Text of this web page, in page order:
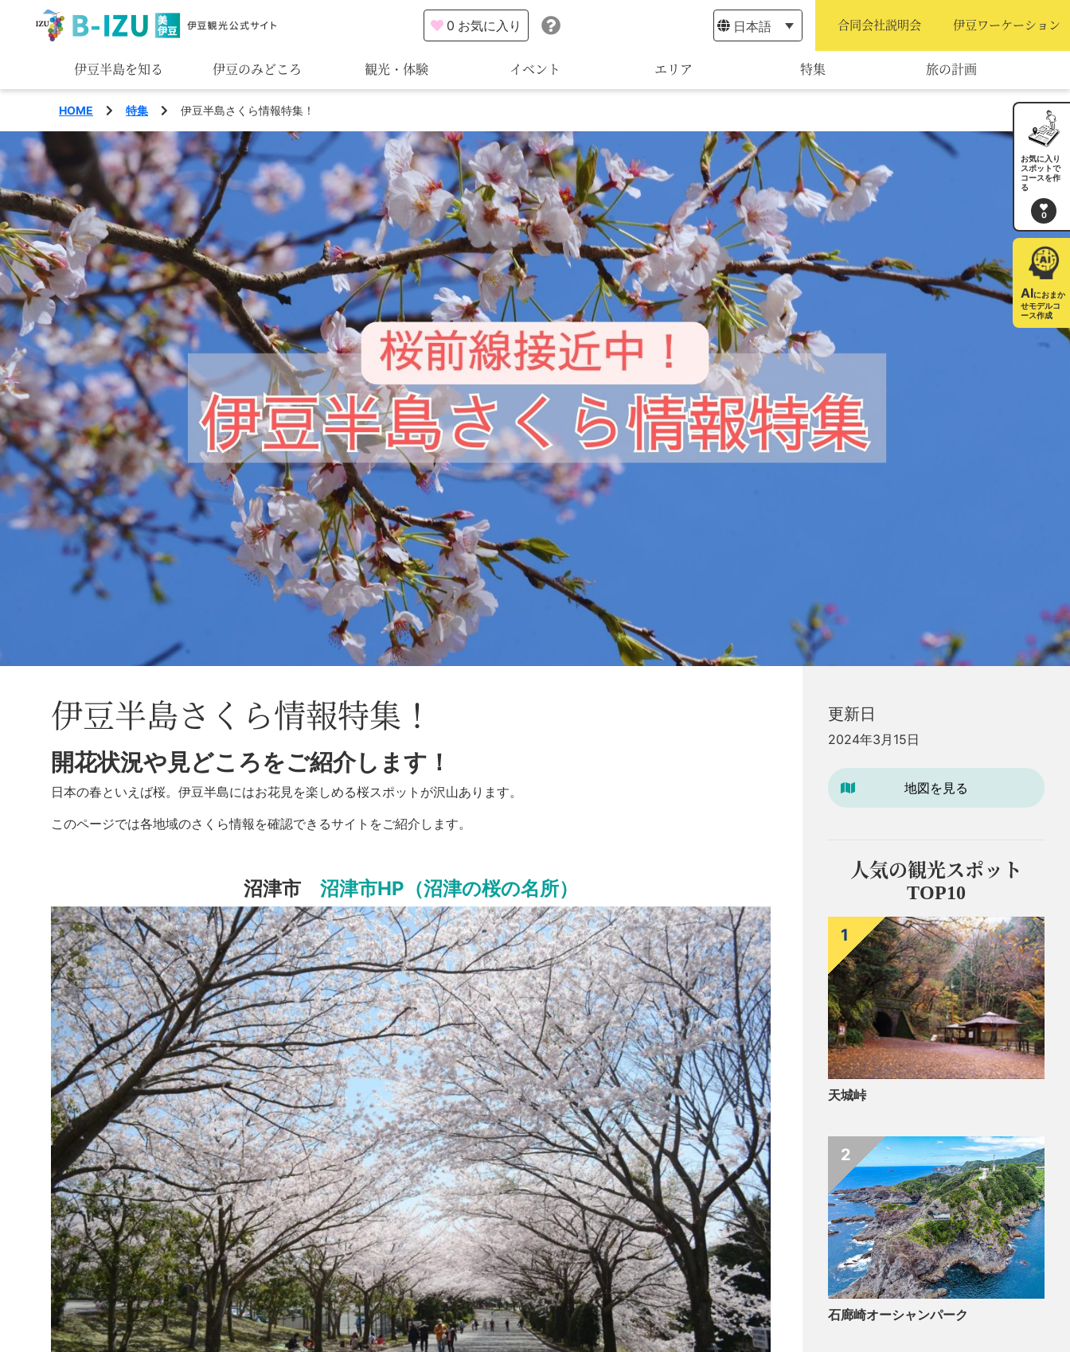
伊豆半島を知る 伊豆のみどころ
みる
あそぶ
あじわう
観光・体験 イベント エリア 特集 旅の計画
宿泊・予約
AIルートプランナー
アクセス
日本語 合同会社説明会 伊豆ワーケーション
0 お気に入り
HOME 特集 伊豆半島さくら情報特集！
伊豆半島さくら情報特集！
開花状況や見どころをご紹介します！
日本の春といえば桜。伊豆半島にはお花見を楽しめる桜スポットが沢山あります。
このページでは各地域のさくら情報を確認できるサイトをご紹介します。
沼津市 沼津市HP（沼津の桜の名所）
更新日
2024年3月15日
地図を見る
人気の観光スポット
TOP10
天城峠
1
石廊崎オーシャンパーク
2
お気に入り
スポットで
コースを作
る
0
AIにおまか
せモデルコ
ース作成